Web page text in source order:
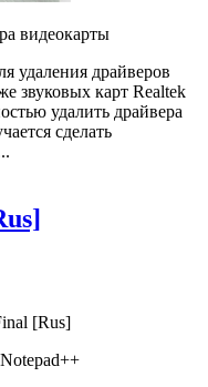
видеокарты
удаления драйверов
звуковых карт Realtek
удалить драйвера
сделать